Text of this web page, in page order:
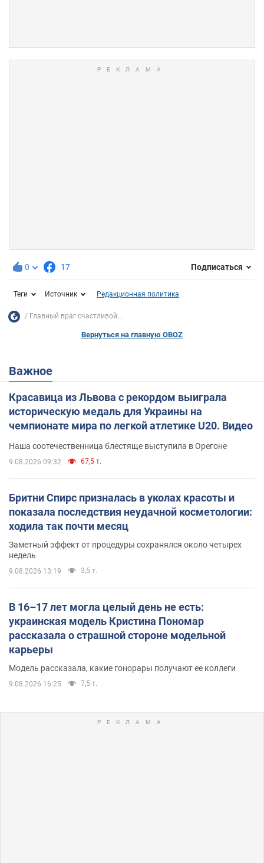
0 17 Подписаться
Теги Источник Редакционная политика
Главный враг счастливой...
Вернуться на главную OBOZ
Важное
Красавица из Львова с рекордом выиграла
историческую медаль для Украины на
чемпионате мира по легкой атлетике U20. Видео
Наша соотечественница блестяще выступила в Орегоне
9.08.2026 09:32 67,5 т.
Бритни Спирс призналась в уколах красоты и
показала последствия неудачной косметологии:
ходила так почти месяц
Заметный эффект от процедуры сохранялся около четырех
недель
9.08.2026 13:19 3,5 т.
В 16–17 лет могла целый день не есть:
украинская модель Кристина Пономар
рассказала о страшной стороне модельной
карьеры
Модель рассказала, какие гонорары получают ее коллеги
9.08.2026 16:25 7,5 т.